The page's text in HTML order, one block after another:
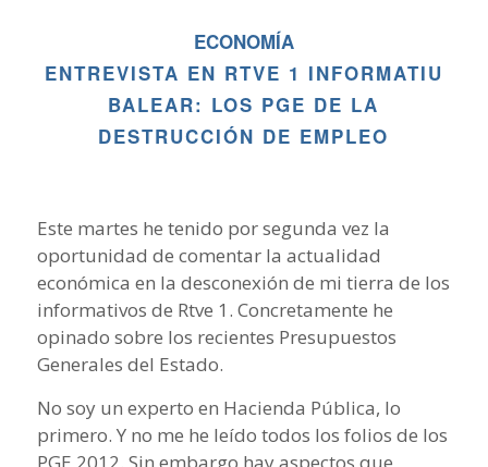
ECONOMÍA
ENTREVISTA EN RTVE 1 INFORMATIU
BALEAR: LOS PGE DE LA
DESTRUCCIÓN DE EMPLEO
Este martes he tenido por segunda vez la
oportunidad de comentar la actualidad
económica en la desconexión de mi tierra de los
informativos de Rtve 1. Concretamente he
opinado sobre los recientes Presupuestos
Generales del Estado.
No soy un experto en Hacienda Pública, lo
primero. Y no me he leído todos los folios de los
PGE 2012. Sin embargo hay aspectos que